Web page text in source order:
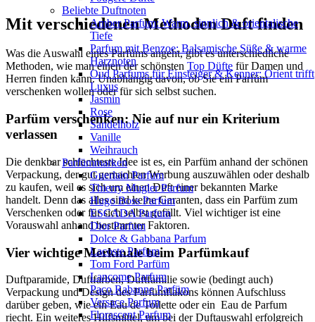
Beliebte Duftnoten
Amber Parfum: Warm, sinnlich & orientalische
Tiefe
Parfum mit Benzoe: Balsamische Süße & warme
Harznoten
Oud Parfums für Einsteiger & Kenner: Orient trifft
Luxus
Jasmin
Rose
Sandelholz
Vanille
Weihrauch
Parfümmarken
Guerlain Parfum
Thierry Mugler Parfum
Hugo Boss Parfum
ESCADA Parfum
Dior Parfum
Dolce & Gabbana Parfum
Lacoste Parfum
Tom Ford Parfüm
Lancome Parfum
Paco Rabanne Parfüm
Versace Parfum
Florascent Parfum
Mit verschiedenen Methoden Duft finden
Was die Auswahl eines Parfüms angeht, gibt es unterschiedliche
Methoden, wie man einen der schönsten Top Düfte für Damen und
Herren finden kann. Unabhängig davon, ob Sie ein Parfüm
verschenken wollen oder für sich selbst suchen.
Parfüm verschenken: Nie auf nur ein Kriterium
verlassen
Die denkbar schlechteste Idee ist es, ein Parfüm anhand der schönen
Verpackung, der gut gemachten Werbung auszuwählen oder deshalb
zu kaufen, weil es sich um einen Duft einer bekannten Marke
handelt. Denn das alles sind keine Garanten, dass ein Parfüm zum
Verschenken oder für sich selbst gefällt. Viel wichtiger ist eine
Vorauswahl anhand bestimmter Faktoren.
Vier wichtige Merkmale beim Parfümkauf
Duftparamide, Duftfarben, Duftfamilie sowie (bedingt auch)
Verpackung und Design des Parfümflakons können Aufschluss
darüber geben, wie ein Eau de Toilette oder ein Eau de Parfum
riecht. Ein weiteres Hilfsmittel, um bei der Duftauswahl erfolgreich